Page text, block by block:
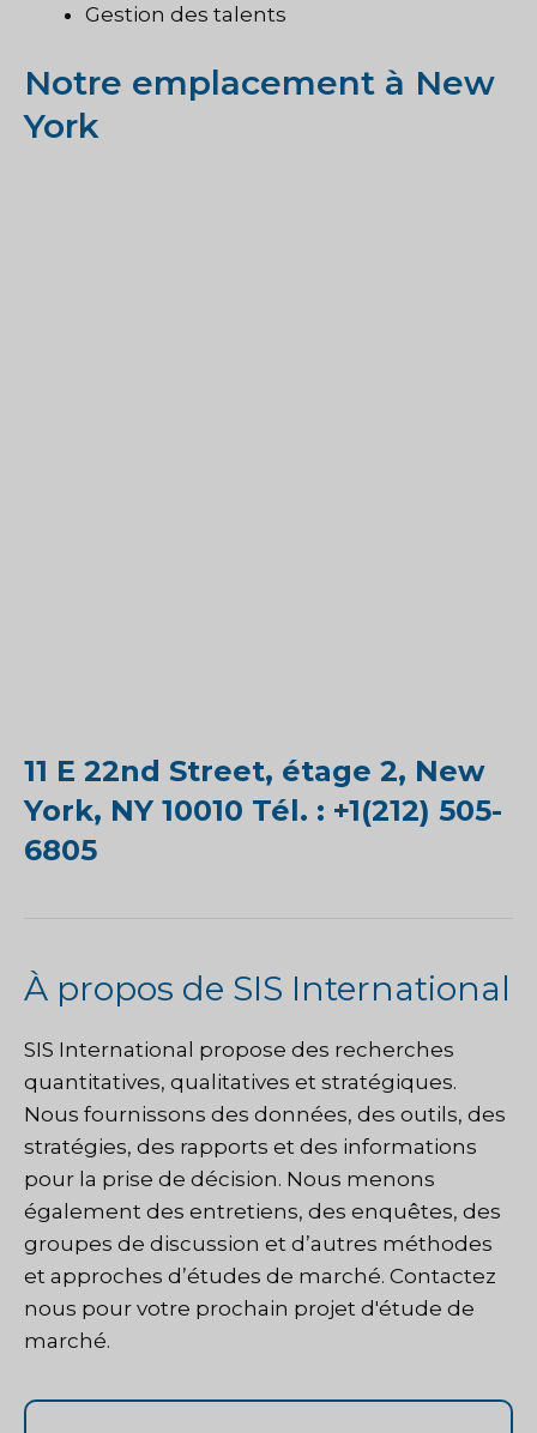
Gestion des talents
Notre emplacement à New
York
11 E 22nd Street, étage 2, New
York, NY 10010 Tél. : +1(212) 505-
6805
À propos de SIS International
SIS International propose des recherches
quantitatives, qualitatives et stratégiques.
Nous fournissons des données, des outils, des
stratégies, des rapports et des informations
pour la prise de décision. Nous menons
également des entretiens, des enquêtes, des
groupes de discussion et d’autres méthodes
et approches d’études de marché. Contactez
nous pour votre prochain projet d'étude de
marché.